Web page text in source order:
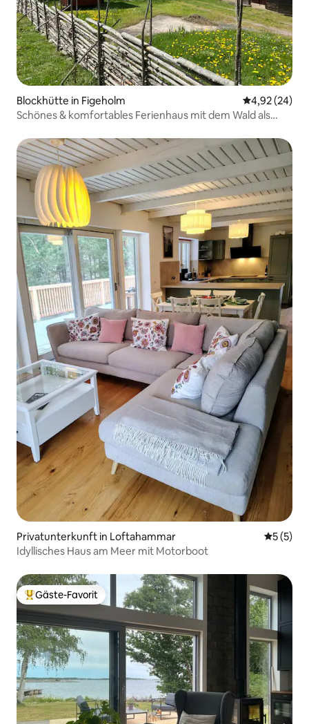
Blockhütte in Figeholm
4,92 (24)
Schönes & komfortables Ferienhaus mit dem Wald als
Privatunterkunft in Loftahammar
5 (5)
Idyllisches Haus am Meer mit Motorboot
Beliebter Gäste-Favorit.
Gäste-Favorit